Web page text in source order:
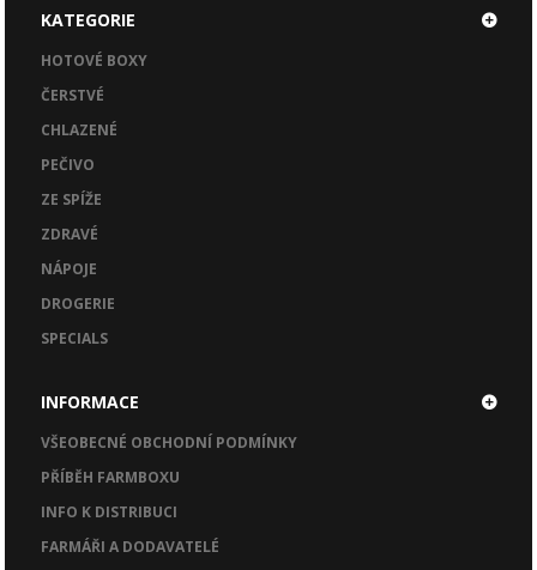
KATEGORIE
HOTOVÉ BOXY
ČERSTVÉ
CHLAZENÉ
PEČIVO
ZE SPÍŽE
ZDRAVÉ
NÁPOJE
DROGERIE
SPECIALS
INFORMACE
VŠEOBECNÉ OBCHODNÍ PODMÍNKY
PŘÍBĚH FARMBOXU
INFO K DISTRIBUCI
FARMÁŘI A DODAVATELÉ